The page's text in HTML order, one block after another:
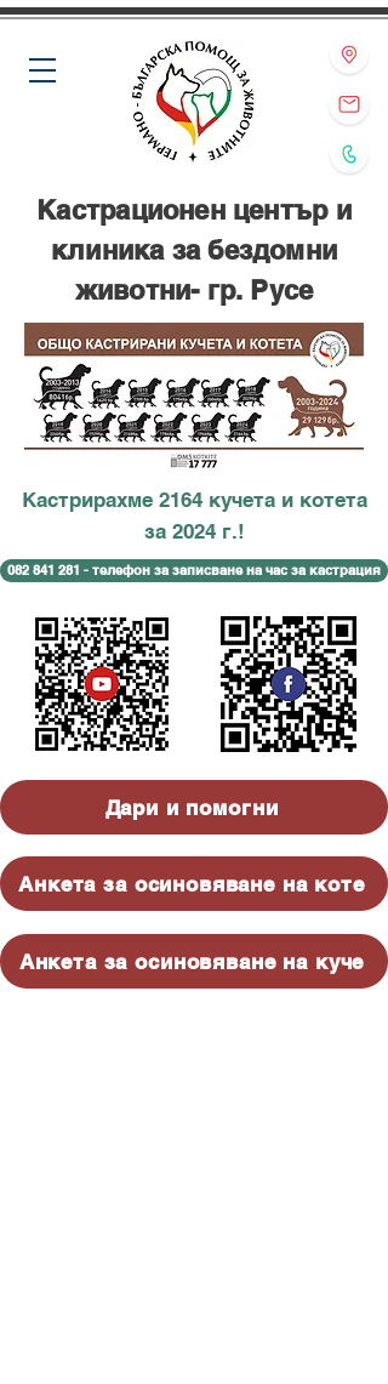
Кастрирахме 2164 кучета и котета
за 2024 г.!
082 841 281 - телефон за записване на час за кастрация
Кастрационен център и
клиника за бездомни
животни- гр. Русе
Дари и помогни
Анкета за осиновяване на коте
Анкета за осиновяване на куче